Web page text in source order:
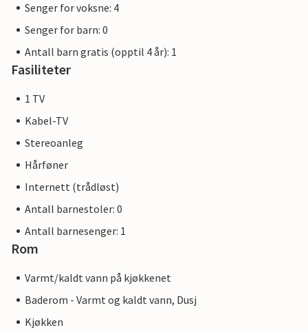
Senger for voksne: 4
Senger for barn: 0
Antall barn gratis (opptil 4 år): 1
Fasiliteter
1 TV
Kabel-TV
Stereoanleg
Hårføner
Internett (trådløst)
Antall barnestoler: 0
Antall barnesenger: 1
Rom
Varmt/kaldt vann på kjøkkenet
Baderom - Varmt og kaldt vann, Dusj
Kjøkken